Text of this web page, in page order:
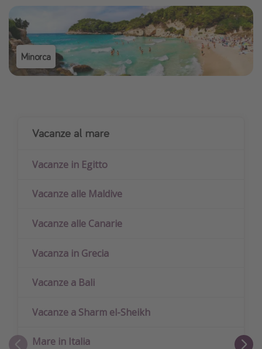
Minorca
Vacanze al mare
Vacanze in Egitto
Vacanze alle Maldive
Vacanze alle Canarie
Vacanza in Grecia
Vacanze a Bali
Vacanze a Sharm el-Sheikh
Mare in Italia